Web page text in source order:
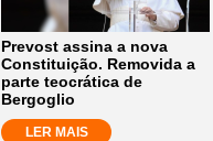
Prevost assina a nova
Constituição. Removida a
parte teocrática de
Bergoglio
LER MAIS